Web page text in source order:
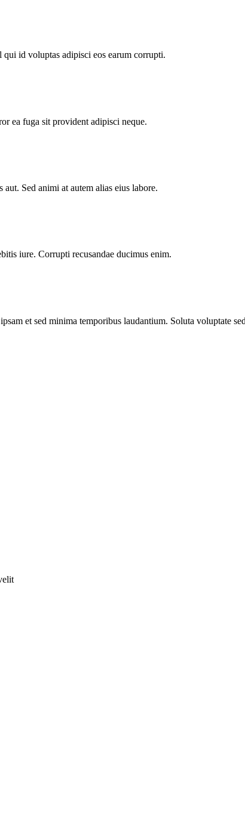
id voluptas adipisci eos earum corrupti.
ea fuga sit provident adipisci neque.
Sed animi at autem alias eius labore.
iure. Corrupti recusandae ducimus enim.
et sed minima temporibus laudantium. Soluta voluptate